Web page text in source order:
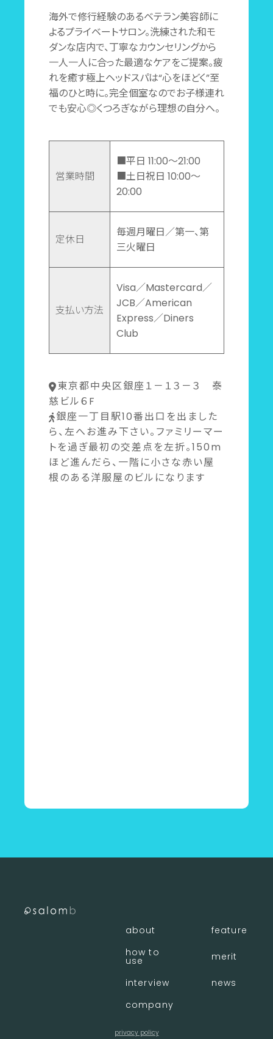
海外で修行経験のあるベテラン美容師に
よるプライベートサロン。洗練された和モ
ダンな店内で、丁寧なカウンセリングから
一人一人に合った最適なケアをご提案。疲
れを癒す極上ヘッドスパは“心をほどく”至
福のひと時に。完全個室なのでお子様連れ
でも安心◎くつろぎながら理想の自分へ。
営業時間
■平日 11:00～21:00
■土日祝日 10:00～
20:00
定休日
毎週月曜日／第一、第
三火曜日
支払い方法
Visa／Mastercard／
JCB／American
Express／Diners
Club
東京都中央区銀座１－１３－３ 泰
慈ビル６F
銀座一丁目駅10番出口を出ました
ら、左へお進み下さい。ファミリーマー
トを過ぎ最初の交差点を左折。150m
ほど進んだら、一階に小さな赤い屋
根のある洋服屋のビルになります
about
feature
how to
use merit
interview
news
company
privacy policy